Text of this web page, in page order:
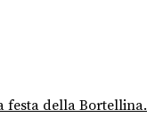
della Bortellina.